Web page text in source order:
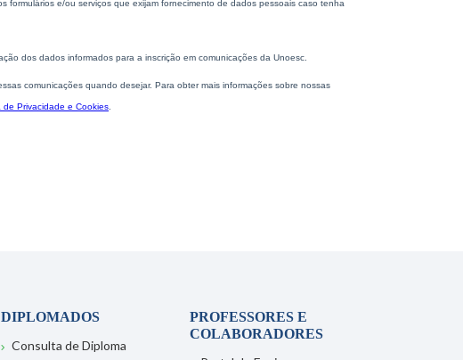
DIPLOMADOS
Consulta de Diploma
PROFESSORES E
COLABORADORES